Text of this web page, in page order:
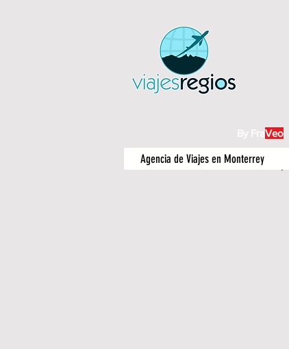
By FraVeo
Agencia de Viajes en Monterrey